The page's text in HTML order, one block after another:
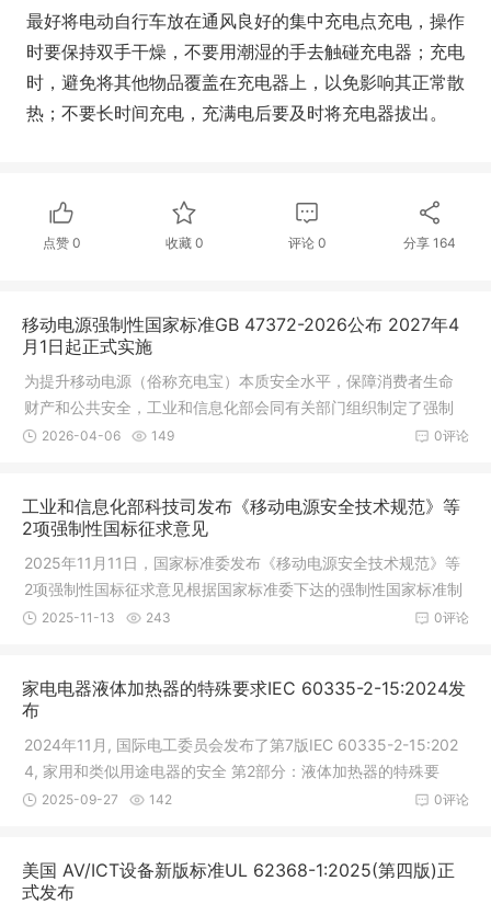
最好将电动自行车放在通风良好的集中充电点充电，操作
时要保持双手干燥，不要用潮湿的手去触碰充电器；充电
时，避免将其他物品覆盖在充电器上，以免影响其正常散
热；不要长时间充电，充满电后要及时将充电器拔出。
点赞 0 收藏 0 评论 0 分享 164
移动电源强制性国家标准GB 47372-2026公布 2027年4
月1日起正式实施
为提升移动电源（俗称充电宝）本质安全水平，保障消费者生命
财产和公共安全，工业和信息化部会同有关部门组织制定了强制
性国家标准《移动电源安全技术规范》（GB 47372-2026，以下
0评论
2026-04-06 149
工业和信息化部科技司发布《移动电源安全技术规范》等
2项强制性国标征求意见
2025年11月11日，国家标准委发布《移动电源安全技术规范》等
2项强制性国标征求意见根据国家标准委下达的强制性国家标准制
修订计划，工业和信息化部科技司组织完成了《移动电源安全技
0评论
2025-11-13 243
家电电器液体加热器的特殊要求IEC 60335-2-15:2024发
布
2024年11月, 国际电工委员会发布了第7版IEC 60335-2-15:202
4, 家用和类似用途电器的安全 第2部分：液体加热器的特殊要
求。本次新发布的第7版IEC 60335-2-15:2024与上一版本对比,
0评论
2025-09-27 142
美国 AV/ICT设备新版标准UL 62368-1:2025(第四版)正
式发布